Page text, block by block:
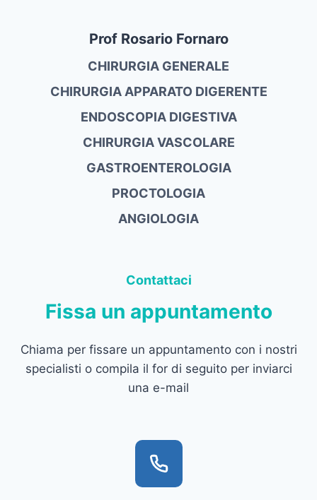
Prof Rosario Fornaro
CHIRURGIA GENERALE
CHIRURGIA APPARATO DIGERENTE
ENDOSCOPIA DIGESTIVA
CHIRURGIA VASCOLARE
GASTROENTEROLOGIA
PROCTOLOGIA
ANGIOLOGIA
Contattaci
Fissa un appuntamento
Chiama per fissare un appuntamento con i nostri
specialisti o compila il for di seguito per inviarci
una e-mail